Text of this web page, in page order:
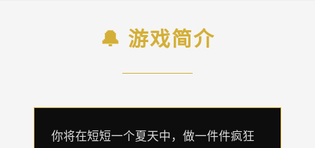
🔔 游戏简介
你将在短短一个夏天中，做一件件疯狂